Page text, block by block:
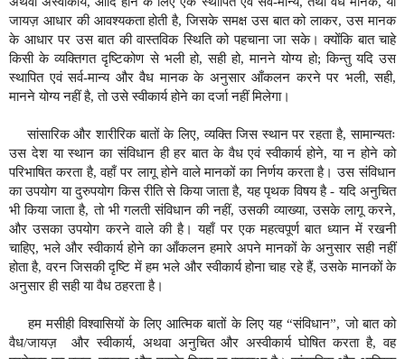
जायज़ आधार की आवश्यकता होती है, जिसके समक्ष उस बात को लाकर, उस मानक
के आधार पर उस बात की वास्तविक स्थिति को पहचाना जा सके। क्योंकि बात चाहे
किसी के व्यक्तिगत दृष्टिकोण से भली हो, सही हो, मानने योग्य हो; किन्तु यदि उस
स्थापित एवं सर्व-मान्य और वैध मानक के अनुसार आँकलन करने पर भली, सही,
मानने योग्य नहीं है, तो उसे स्वीकार्य होने का दर्जा नहीं मिलेगा।
सांसारिक और शारीरिक बातों के लिए, व्यक्ति जिस स्थान पर रहता है, सामान्यतः
उस देश या स्थान का संविधान ही हर बात के वैध एवं स्वीकार्य होने, या न होने को
परिभाषित करता है, वहाँ पर लागू होने वाले मानकों का निर्णय करता है। उस संविधान
का उपयोग या दुरुपयोग किस रीति से किया जाता है, यह पृथक विषय है - यदि अनुचित
भी किया जाता है, तो भी गलती संविधान की नहीं, उसकी व्याख्या, उसके लागू करने,
और उसका उपयोग करने वाले की है। यहाँ पर एक महत्वपूर्ण बात ध्यान में रखनी
चाहिए, भले और स्वीकार्य होने का आँकलन हमारे अपने मानकों के अनुसार सही नहीं
होता है, वरन जिसकी दृष्टि में हम भले और स्वीकार्य होना चाह रहे हैं, उसके मानकों के
अनुसार ही सही या वैध ठहरता है।
हम मसीही विश्वासियों के लिए आत्मिक बातों के लिए यह “संविधान”, जो बात को
वैध/जायज़ और स्वीकार्य, अथवा अनुचित और अस्वीकार्य घोषित करता है, वह